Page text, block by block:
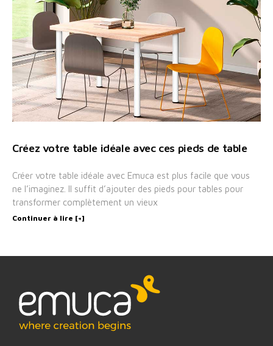
Créez votre table idéale avec ces pieds de table
Créer votre table idéale avec Emuca est plus facile que vous
ne l’imaginez. Il suffit d’ajouter des pieds pour tables pour
transformer complètement un vieux
Continuer à lire [+]